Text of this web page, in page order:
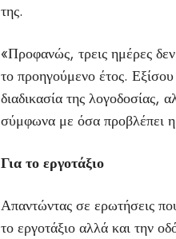
της.
«Προφανώς, τρεις ημέρες
το προηγούμενο έτος.
διαδικασία της λογοδοσίας,
σύμφωνα με όσα προβλέπει
Για το εργοτάξιο
Απαντώντας σε ερωτήσεις
το εργοτάξιο αλλά και την